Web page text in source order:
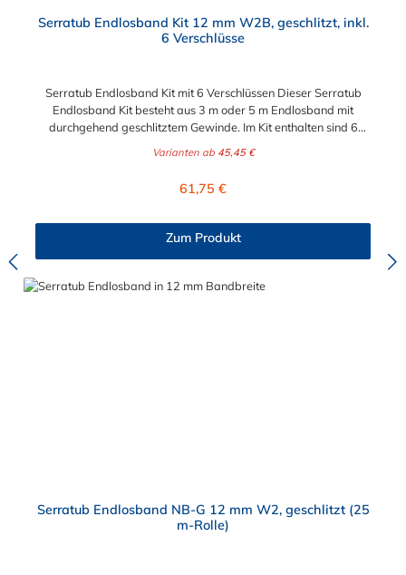
Serratub Endlosband Kit 12 mm W2B, geschlitzt, inkl.
6 Verschlüsse
Serratub Endlosband Kit mit 6 Verschlüssen Dieser Serratub
Endlosband Kit besteht aus 3 m oder 5 m Endlosband mit
durchgehend geschlitztem Gewinde. Im Kit enthalten sind 6
Endlosband Kit ist besonders geeignet für Gewerbe,
Endlosband Kit können Befestigungen und Reparaturen unter
durchgeführt werden. Das Serratub Endlosband mit einer
Bandbrfeite von 12 mm ist flexibel und wird vielseitig
eingesetzt.
Varianten ab45,45 €
Regulärer Preis:
61,75 €
Zum Produkt
Serratub Endlosband NB-G 12 mm W2, geschlitzt (25
m-Rolle)